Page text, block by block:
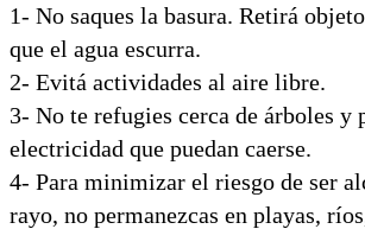
1- No saques la basura. Retirá
que el agua escurra.
2- Evitá actividades al aire libre.
3- No te refugies cerca de árboles y
electricidad que puedan caerse.
4- Para minimizar el riesgo de ser
rayo, no permanezcas en playas,